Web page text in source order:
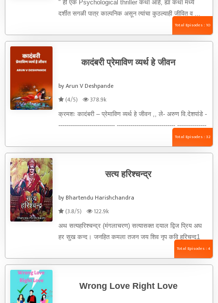
" ही एक Psychological thriller कथा आहे, ह्या कथा मध्ये
दर्शीत सगळी पात्र काल्पनिक असून त्यांचा कुठल्याही जीवित व ...
Total Episodes : 10
कादंबरी प्रेमाविण व्यर्थ हे जीवन
by Arun V Deshpande
(4/5)
378.9k
क्रमशः कादंबरी – प्रेमाविण व्यर्थ हे जीवन ,, ले- अरुण वि.देशपांडे -
----------------------------- ------------------------------ ---------------
Total Episodes : 32
सत्य हरिश्चन्द्र
by Bhartendu Harishchandra
(3.8/5)
122.9k
अथ सत्यहरिश्चन्द्र (मंगलाचरण) सत्यासक्त दयाल द्विज प्रिय अघ
हर सुख कन्द। जनहित कमला तजन जय शिव नृप कवि हरिचन्द1
Total Episodes : 4
Wrong Love Right Love